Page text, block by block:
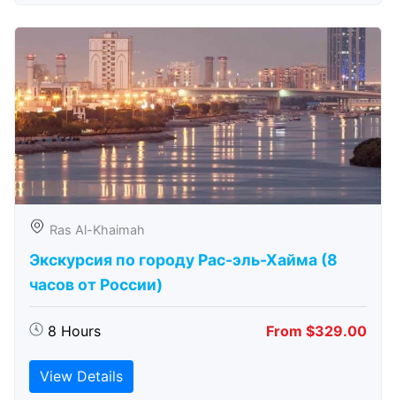
Ras Al-Khaimah
Экскурсия по городу Рас-эль-Хайма (8
часов от России)
8 Hours From $329.00
View Details